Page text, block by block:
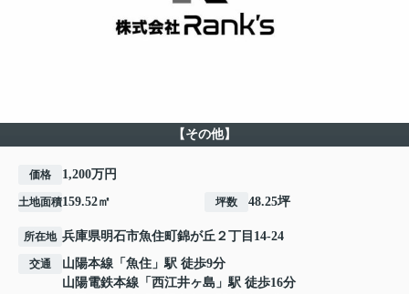
【その他】
価格 1,200万円
土地面積159.52㎡ 坪数 48.25坪
所在地 兵庫県明石市魚住町錦が丘 ２丁目14-24
交通 山陽本線 「 魚住 」駅 徒歩9分
山陽電鉄本線 「 西江井ヶ島 」駅 徒歩16分